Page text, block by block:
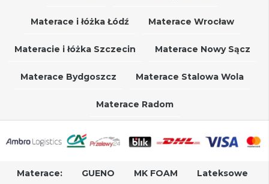
Materace i łóżka Łódź Materace Wrocław
Materacie i łóżka Szczecin Materace Nowy Sącz
Materace Bydgoszcz Materace Stalowa Wola
Materace Radom
Materace: GUENO MK FOAM Lateksowe